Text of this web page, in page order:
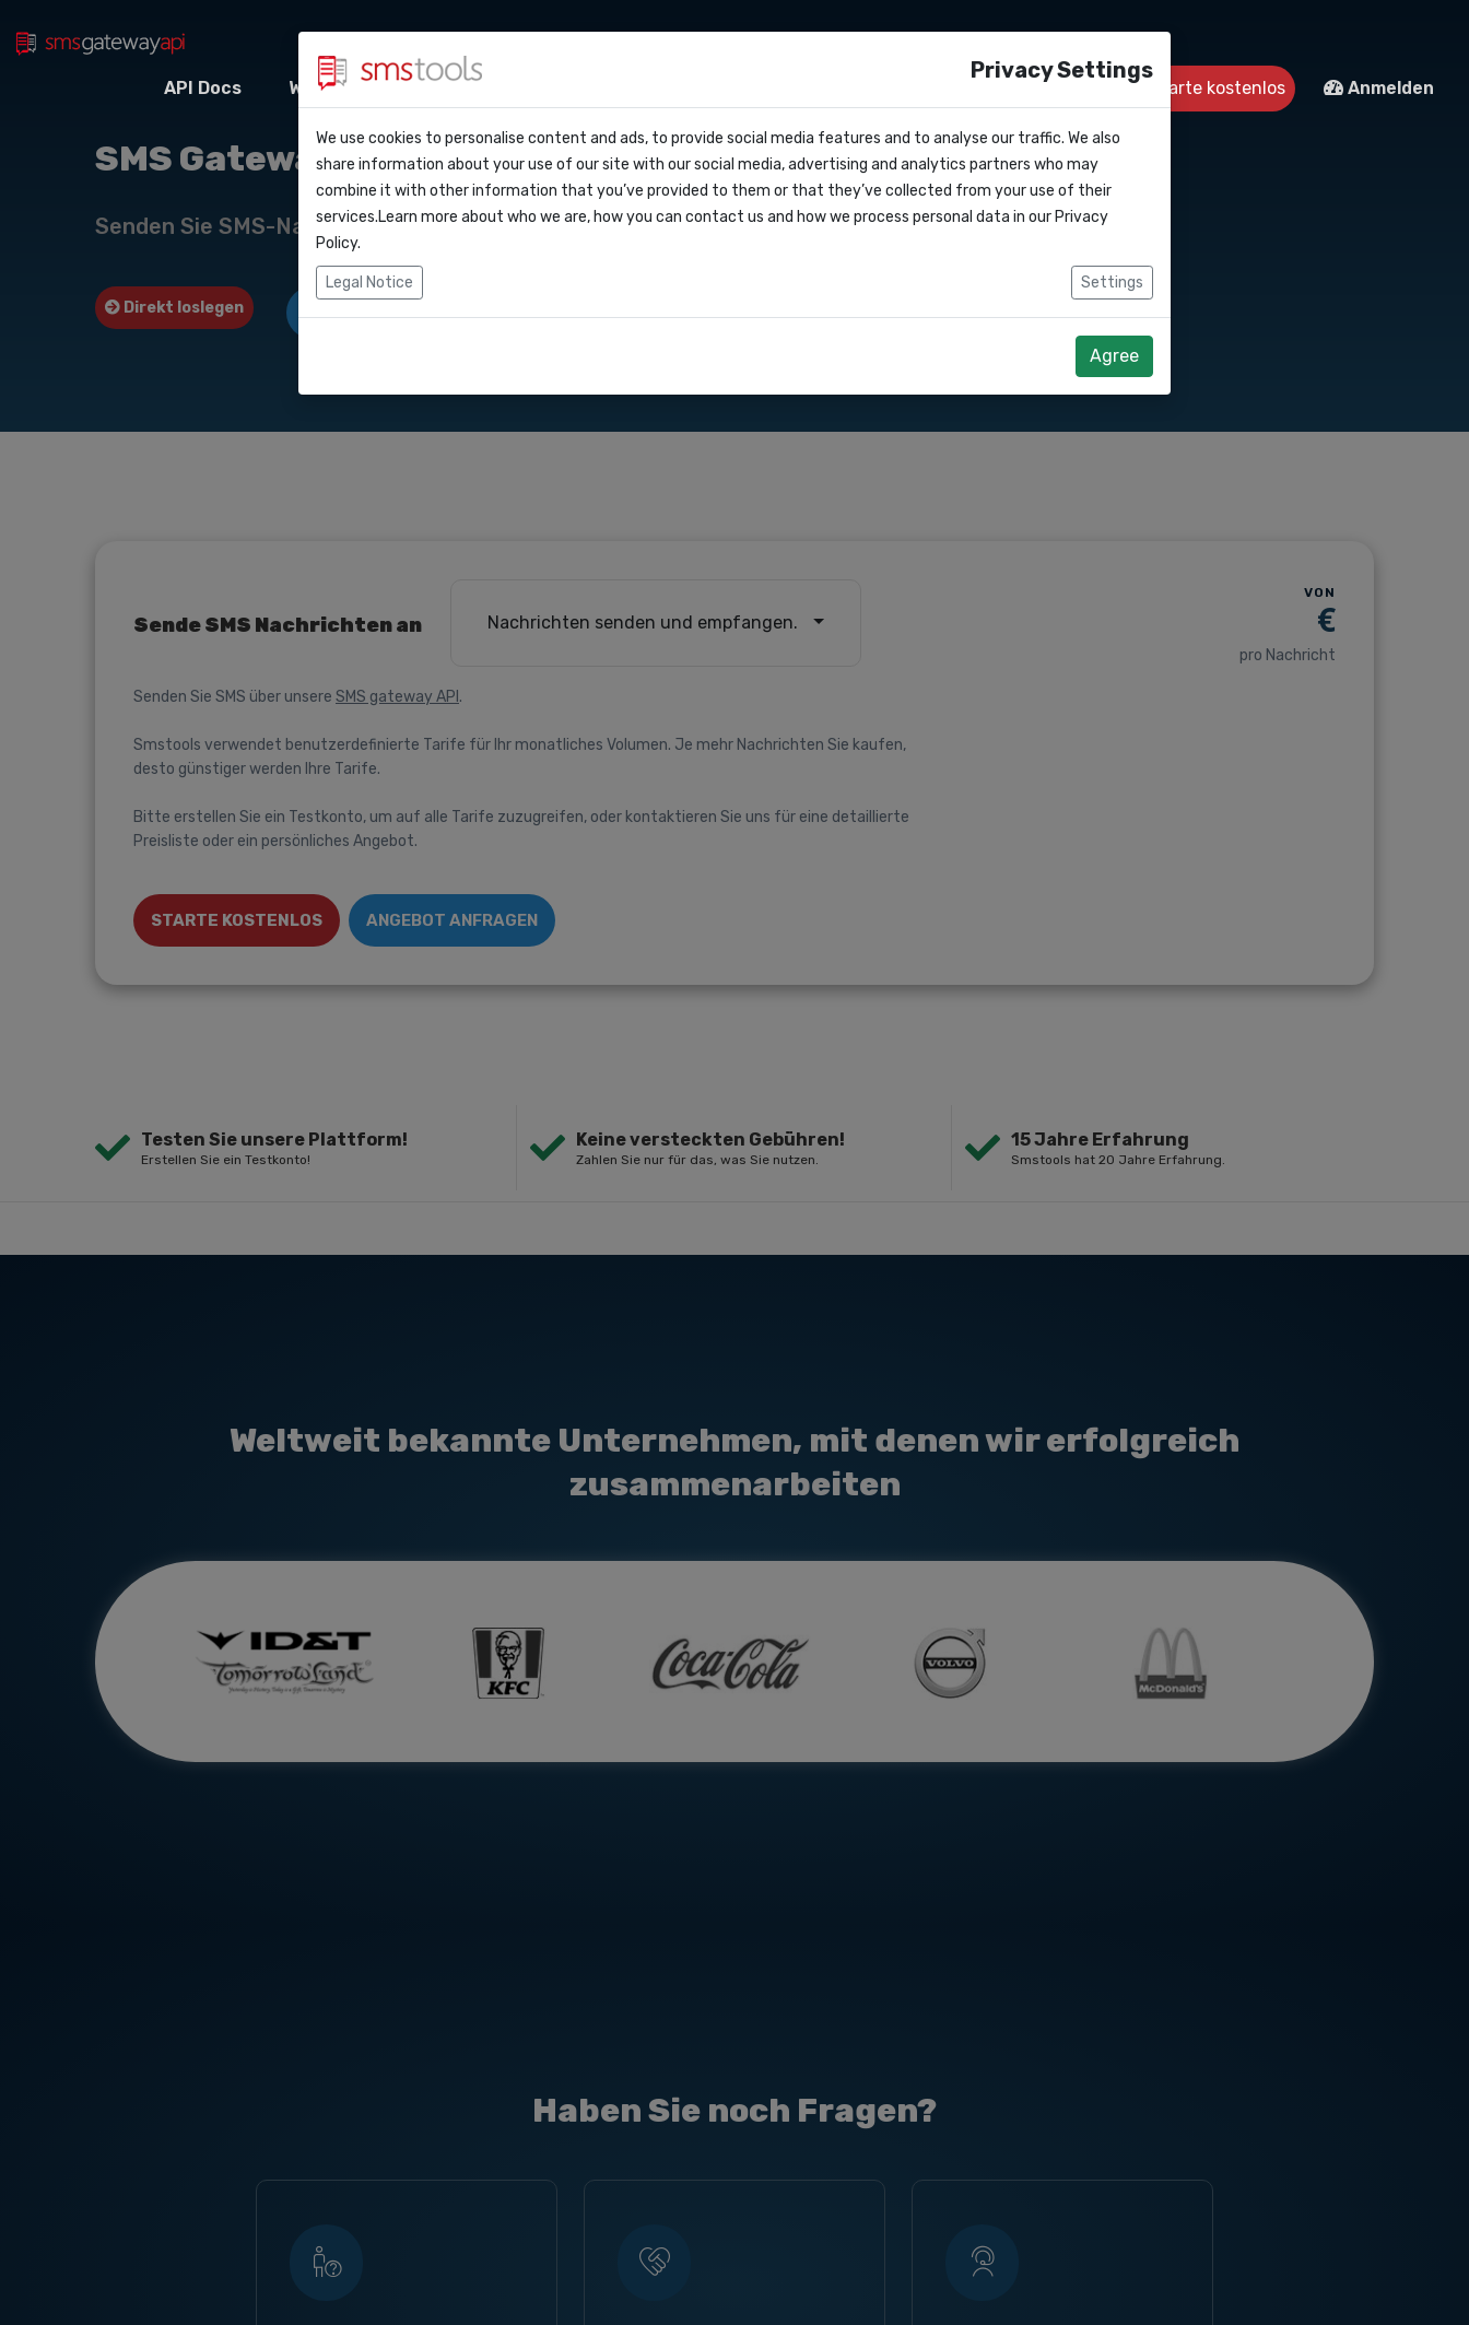
API Docs Webhooks Integrationen Kontakt Starte kostenlos Anmelden
API Docs
Zapier
Blog
Service level agreement
(sla)
Angebot anfordern
SMS Gateway API nach
Senden Sie SMS-Nachrichten über unsere SMS Gateway API.
Direkt loslegen Angebot anfordern
Sende SMS Nachrichten an Nachrichten senden und empfangen.
Senden Sie SMS über unsere SMS gateway API .
Smstools verwendet benutzerdefinierte Tarife für Ihr monatliches Volumen. Je mehr Nachrichten Sie kaufen,
desto günstiger werden Ihre Tarife.
Bitte erstellen Sie ein Testkonto, um auf alle Tarife zuzugreifen, oder kontaktieren Sie uns für eine detaillierte
Preisliste oder ein persönliches Angebot.
STARTE KOSTENLOS ANGEBOT ANFRAGEN
VON
€
pro Nachricht
Testen Sie unsere Plattform!
Erstellen Sie ein Testkonto!
Keine versteckten Gebühren!
Zahlen Sie nur für das, was Sie nutzen.
15 Jahre Erfahrung
Smstools hat 20 Jahre Erfahrung.
Weltweit bekannte Unternehmen, mit denen wir erfolgreich
zusammenarbeiten
Haben Sie noch Fragen?
Privacy Settings
We use cookies to personalise content and ads, to provide social media features and to analyse our traffic. We also
share information about your use of our site with our social media, advertising and analytics partners who may
combine it with other information that you’ve provided to them or that they’ve collected from your use of their
services.Learn more about who we are, how you can contact us and how we process personal data in our Privacy
Policy.
Legal Notice Settings
Agree